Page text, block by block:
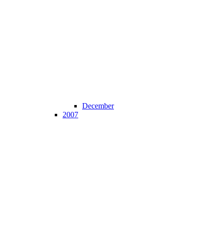
December
2007